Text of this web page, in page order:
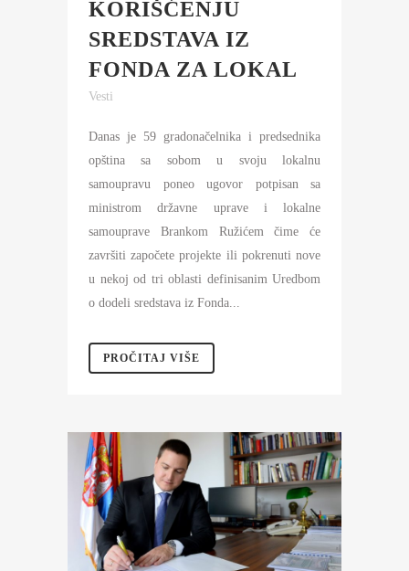
KORIŠĆENJU
SREDSTAVA IZ
FONDA ZA LOKAL
Vesti
Danas je 59 gradonačelnika i predsednika
opština sa sobom u svoju lokalnu
samoupravu poneo ugovor potpisan sa
ministrom državne uprave i lokalne
samouprave Brankom Ružićem čime će
završiti započete projekte ili pokrenuti nove
u nekoj od tri oblasti definisanim Uredbom
o dodeli sredstava iz Fonda...
PROČITAJ VIŠE